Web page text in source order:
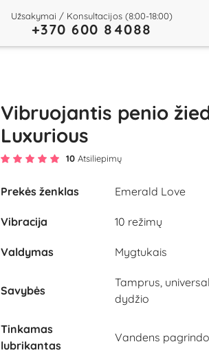
Užsakymai / Konsultacijos (8:00-18:00)
+370 600 84088
Vibruojantis penio
Luxurious
10 Atsiliepimų
Prekės ženklas Emerald Love
Vibracija 10 režimų
Valdymas Mygtukais
Savybės
Tamprus,
dydžio
Tinkamas
lubrikantas
Vandens pagrindo